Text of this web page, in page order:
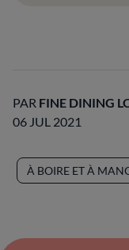
PAR FINE DINING
06 JUL 2021
À BOIRE ET À